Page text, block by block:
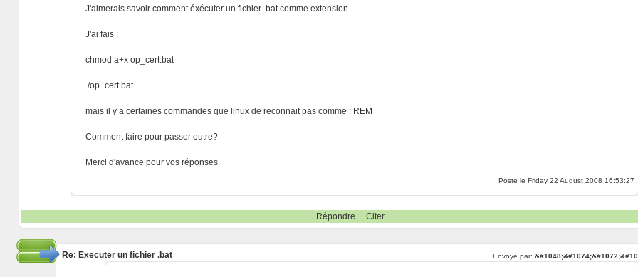
J'aimerais savoir comment éxécuter un fichier .bat comme extension.
J'ai fais :
chmod a+x op_cert.bat
./op_cert.bat
mais il y a certaines commandes que linux de reconnait pas comme : REM
Comment faire pour passer outre?
Merci d'avance pour vos réponses.
Poste le Friday 22 August 2008 16:53:27
Répondre Citer
Re: Executer un fichier .bat Envoyé par: